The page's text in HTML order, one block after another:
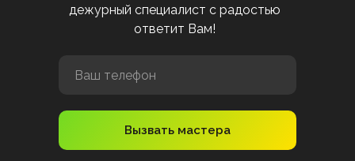
Вызвать мастера
дежурный специалист с радостью
ответит Вам!